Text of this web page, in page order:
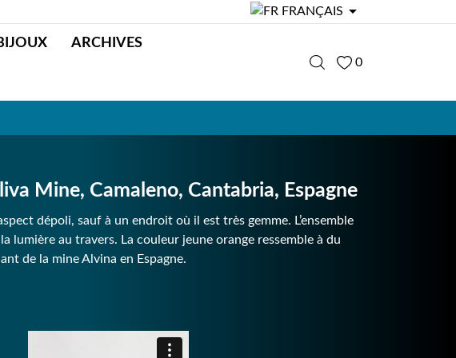
FRANÇAIS 
ARCHIVES
0
Mine, Camaleno, Cantabria, Espagne
dépoli, sauf à un endroit où il est très gemme. L’ensemble
lumière au travers. La couleur jeune orange ressemble à du
de la mine Alvina en Espagne.